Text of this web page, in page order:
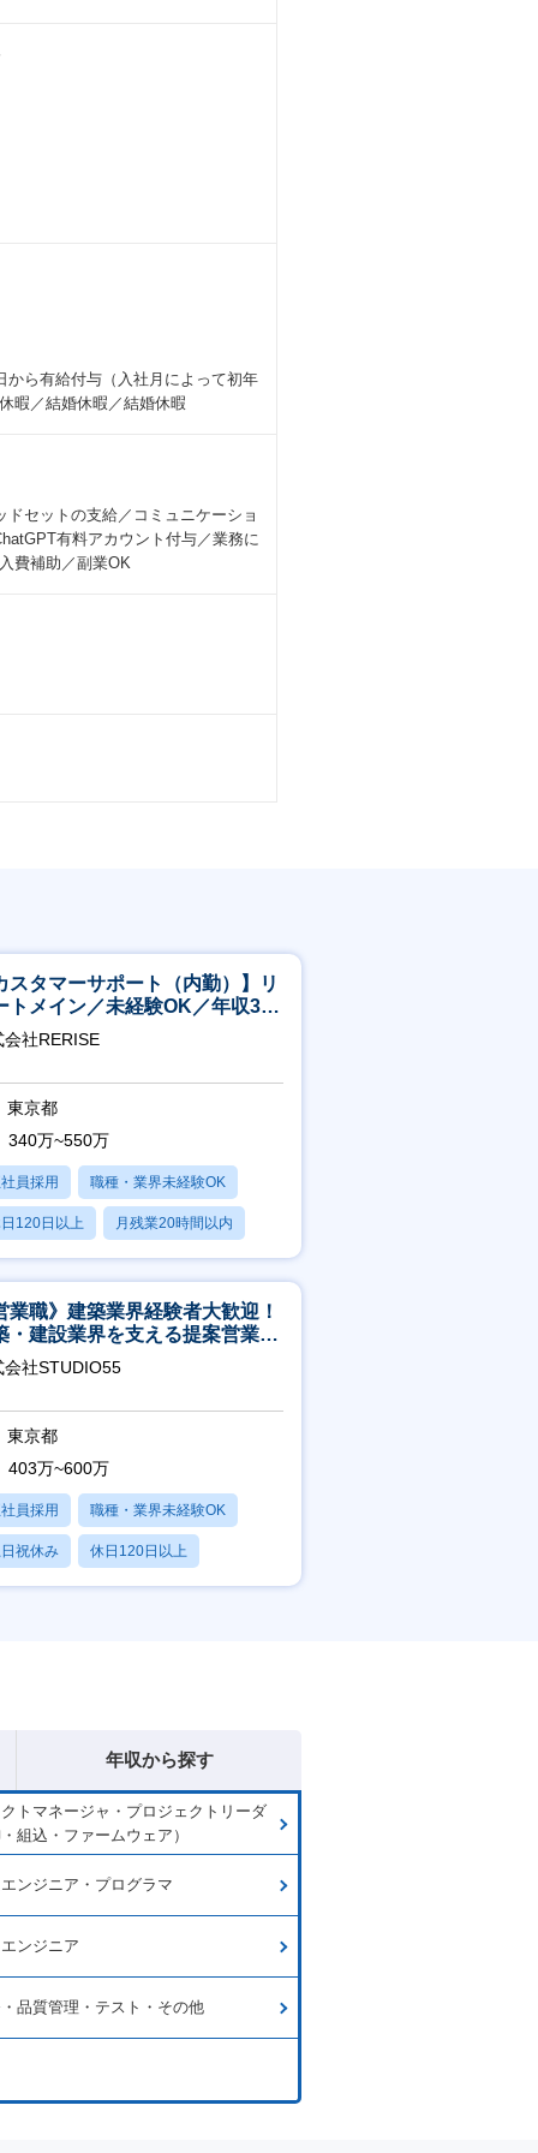
から有給付与（入社月によって初年
暇／結婚休暇／結婚休暇
セットの支給／コミュニケーショ
有料アカウント付与／業務に
費補助／副業OK
スタマーサポート（内勤）】リ
トメイン／未経験OK／年収340
／年間休日125日
会社RERISE
東京都
340万~550万
員採用 職種・業界未経験OK
120日以上 月残業20時間以内
あり
業職》建築業界経験者大歓迎！
・建設業界を支える提案営業職
125日◎フレックス
会社STUDIO55
東京都
403万~600万
員採用 職種・業界未経験OK
祝休み 休日120日以上
・育休あり
年収から探す
トマネージャ・プロジェクトリーダ
組込・ファームウェア）
ンジニア・プログラマ
ンジニア
品質管理・テスト・その他